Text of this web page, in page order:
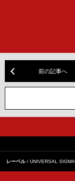
前の記事へ
レーベル UNIVERSAL SIGMA